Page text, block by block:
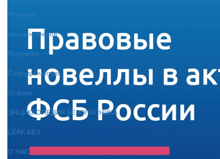
История
Архив номеров
Подписка
Сотрудничество
Отзывы
ЭНЦИКЛОПЕДИЯ БЕЗОПАСНИКА
LEAK-БЕЗ
О НАС